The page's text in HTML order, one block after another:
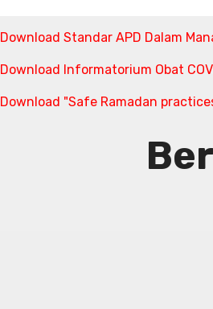
Download Standar APD Dalam
Download Informatorium Obat
Download "Safe Ramadan